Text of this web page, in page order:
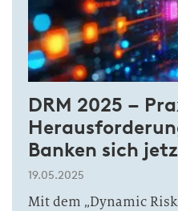
DRM 2025 –
Banken sich
19.05.2025
Mit dem „Dynamic